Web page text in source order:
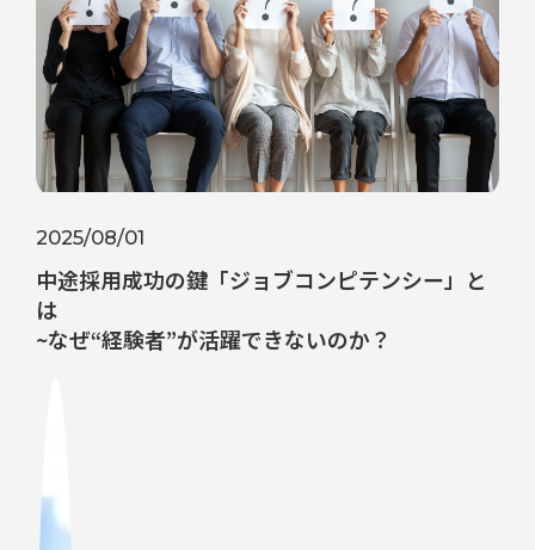
2025/08/01
中途採用成功の鍵「ジョブコンピテンシー」と
は
~なぜ“経験者”が活躍できないのか？